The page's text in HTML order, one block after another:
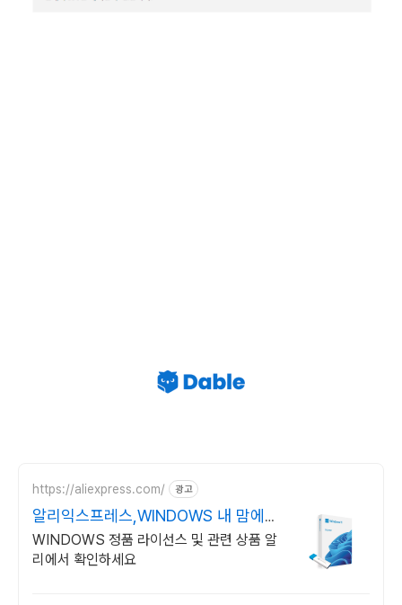
https://aliexpress.com/ 광고
알리익스프레스,WINDOWS 내 맘에
쏙드는 오늘의 특가
WINDOWS 정품 라이선스 및 관련 상품 알
리에서 확인하세요